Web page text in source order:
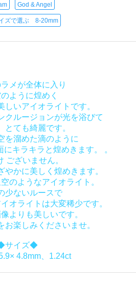
God & Angel
ズで選ぶ 8-20mm
メが全体に入り
ように煌めく
しいアイオライトです。
クルージョンが光を浴びて
とても綺麗です。
を溜めた滴のように
キラキラと煌めきます。 。
ございません。
かに美しく煌めきます。
のようなアイオライト。
少ないルースで
オライトは大変稀少です。
よりも美しいです。
お楽しみくださいませ。
サイズ◆
4.8mm、1.24ct